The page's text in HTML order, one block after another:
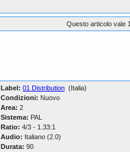
Questo articolo vale
Label: 01 Distribution (Italia)
Condizioni: Nuovo
Area: 2
Sistema: PAL
Ratio: 4/3 - 1.33:1
Audio: Italiano (2.0)
Durata: 90